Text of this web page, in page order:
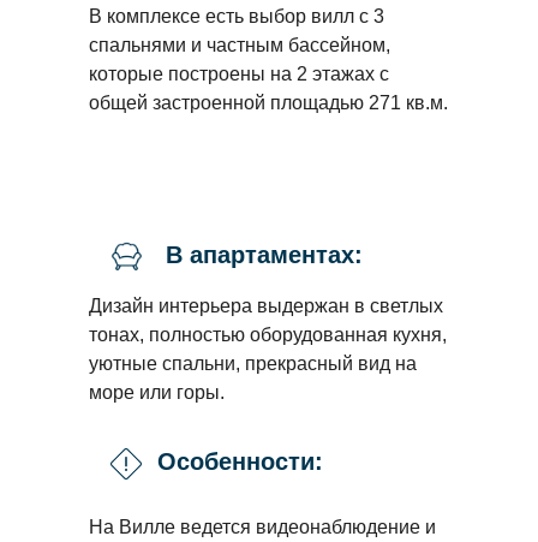
В комплексе есть выбор вилл с 3
спальнями и частным бассейном,
которые построены на 2 этажах с
общей застроенной площадью 271 кв.м.
В апартаментах:
Дизайн интерьера выдержан в светлых
тонах, полностью оборудованная кухня,
уютные спальни, прекрасный вид на
море или горы.
Особенности:
На Вилле ведется видеонаблюдение и